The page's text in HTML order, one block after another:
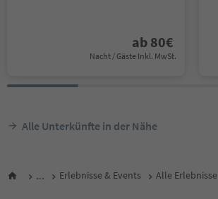
ab 80€
Nacht / Gäste Inkl. MwSt.
Alle Unterkünfte in der Nähe
... Erlebnisse & Events Alle Erlebnisse